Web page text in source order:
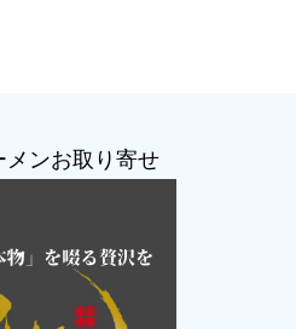
メンお取り寄せ